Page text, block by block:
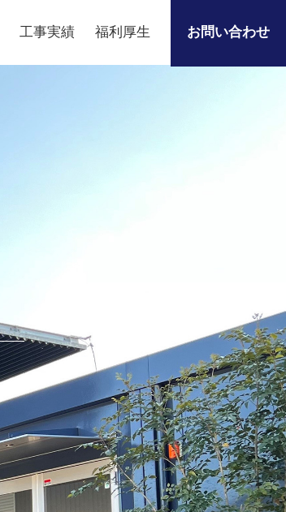
工事実績 福利厚生 お問い合わせ